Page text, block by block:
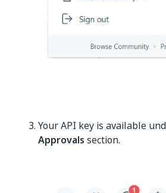
Your API key is available
Approvals section.